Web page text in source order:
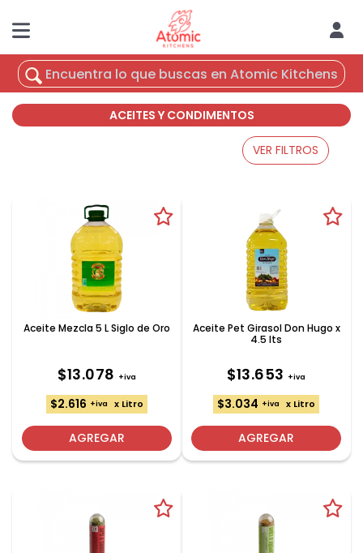
ACEITES Y CONDIMENTOS
VER FILTROS
Aceite Mezcla 5 L Siglo de Oro
$13.078 +iva
$2.616 +iva x Litro
AGREGAR
Aceite Pet Girasol Don Hugo x
4.5 lts
$13.653 +iva
$3.034 +iva x Litro
AGREGAR